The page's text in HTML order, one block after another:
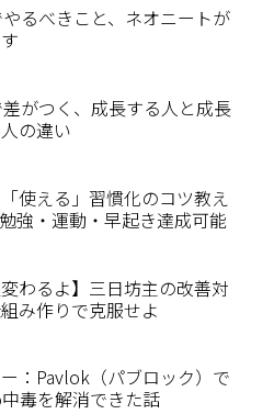
るべきこと、ネオニートが
がつく、成長する人と成長
の違い
使える」習慣化のコツ教え
強・運動・早起き達成可能
変わるよ】三日坊主の改善対
み作りで克服せよ
：Pavlok（パブロック）で
毒を解消できた話